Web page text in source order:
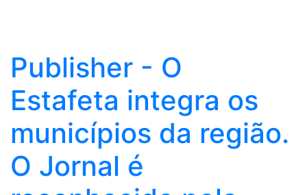
Publisher - O
Estafeta integra os
municípios da região.
O Jornal é